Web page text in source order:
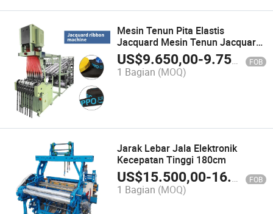
Mesin Tenun Pita Elastis
Jacquard Mesin Tenun Jacquard
Terkomputerisasi
US$9.650,00-9.750,00 FOB
1 Bagian (MOQ)
Jarak Lebar Jala Elektronik
Kecepatan Tinggi 180cm
US$15.500,00-16.800,00 FOB
1 Bagian (MOQ)